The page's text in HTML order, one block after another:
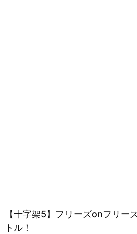
【十字架5】フリーズonフリー
トル！